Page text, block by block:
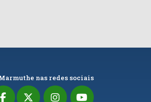
nas redes sociais